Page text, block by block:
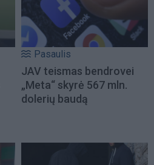
Pasaulis
JAV teismas bendrovei
„Meta“ skyrė 567 mln.
dolerių baudą